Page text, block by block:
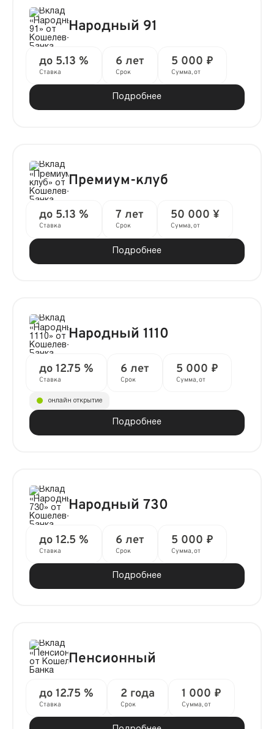
Народный 91
до 5.13 %
Ставка
6 лет
Срок
5 000 ₽
Сумма, от
Подробнее
Премиум-клуб
до 5.13 %
Ставка
7 лет
Срок
50 000 ¥
Сумма, от
Подробнее
Народный 1110
до 12.75 %
Ставка
6 лет
Срок
5 000 ₽
Сумма, от
Подробнее
онлайн открытие
Народный 730
до 12.5 %
Ставка
6 лет
Срок
5 000 ₽
Сумма, от
Подробнее
Пенсионный
до 12.75 %
Ставка
2 года
Срок
1 000 ₽
Сумма, от